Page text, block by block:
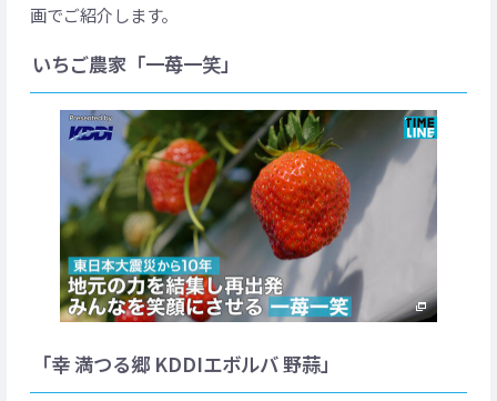
画でご紹介します。
いちご農家「一苺一笑」
「幸 満つる郷 KDDIエボルバ 野蒜」